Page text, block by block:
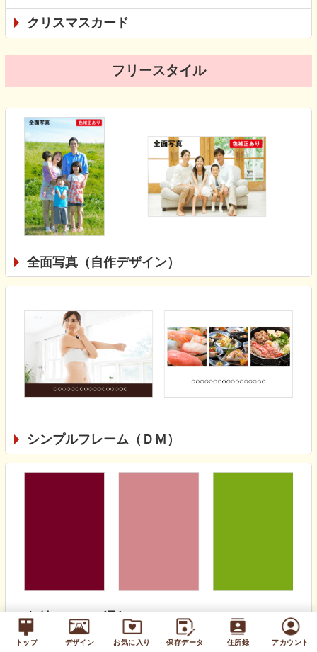
トップ デザイン お気に入り 保存データ 住所録 アカウント
クリスマスカード
フリースタイル
全面写真（自作デザイン）
シンプルフレーム（ＤＭ）
無地カラー（通年）